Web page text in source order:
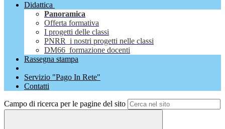
Didattica
Panoramica
Offerta formativa
I progetti delle classi
PNRR_i nostri progetti nelle classi
DM66_formazione docenti
Rassegna stampa
Servizio "Pago In Rete"
Contatti
Campo di ricerca per le pagine del sito